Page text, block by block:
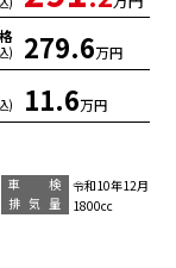
) 279.6万円
) 11.6万円
車 検
令和10年12月
排気量
1800cc